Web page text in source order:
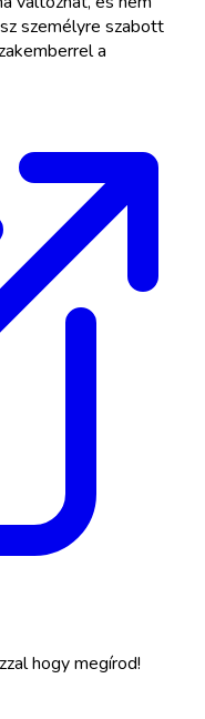
személyre szabott
a
hogy megírod!